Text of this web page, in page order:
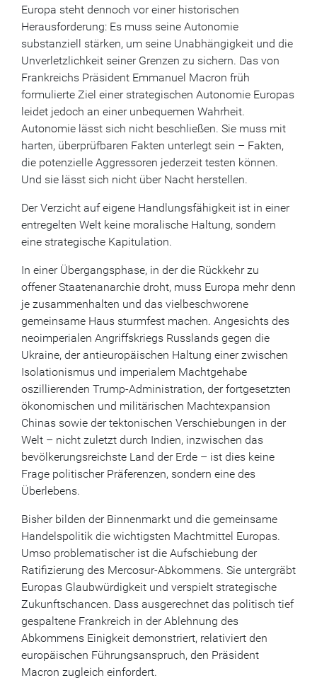
Europa steht dennoch vor einer historischen
Herausforderung: Es muss seine Autonomie
substanziell stärken, um seine Unabhängigkeit und die
Unverletzlichkeit seiner Grenzen zu sichern. Das von
Frankreichs Präsident Emmanuel Macron früh
formulierte Ziel einer strategischen Autonomie Europas
leidet jedoch an einer unbequemen Wahrheit.
Autonomie lässt sich nicht beschließen. Sie muss mit
harten, überprüfbaren Fakten unterlegt sein – Fakten,
die potenzielle Aggressoren jederzeit testen können.
Und sie lässt sich nicht über Nacht herstellen.
Der Verzicht auf eigene Handlungsfähigkeit ist in einer
entregelten Welt keine moralische Haltung, sondern
eine strategische Kapitulation.
In einer Übergangsphase, in der die Rückkehr zu
offener Staatenanarchie droht, muss Europa mehr denn
je zusammenhalten und das vielbeschworene
gemeinsame Haus sturmfest machen. Angesichts des
neoimperialen Angriffskriegs Russlands gegen die
Ukraine, der antieuropäischen Haltung einer zwischen
Isolationismus und imperialem Machtgehabe
oszillierenden Trump-Administration, der fortgesetzten
ökonomischen und militärischen Machtexpansion
Chinas sowie der tektonischen Verschiebungen in der
Welt – nicht zuletzt durch Indien, inzwischen das
bevölkerungsreichste Land der Erde – ist dies keine
Frage politischer Präferenzen, sondern eine des
Überlebens.
Bisher bilden der Binnenmarkt und die gemeinsame
Handelspolitik die wichtigsten Machtmittel Europas.
Umso problematischer ist die Aufschiebung der
Ratifizierung des Mercosur-Abkommens. Sie untergräbt
Europas Glaubwürdigkeit und verspielt strategische
Zukunftschancen. Dass ausgerechnet das politisch tief
gespaltene Frankreich in der Ablehnung des
Abkommens Einigkeit demonstriert, relativiert den
europäischen Führungsanspruch, den Präsident
Macron zugleich einfordert.